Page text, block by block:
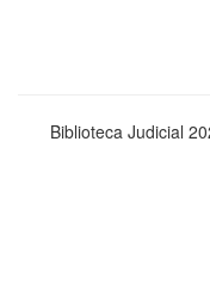
Biblioteca Judicial